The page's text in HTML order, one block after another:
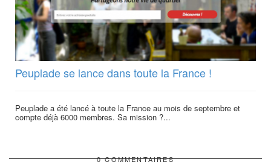
Peuplade se lance dans toute la France !
Peuplade a été lancé à toute la France au mois de septembre et
compte déjà 6000 membres. Sa mission ?...
0 COMMENTAIRES